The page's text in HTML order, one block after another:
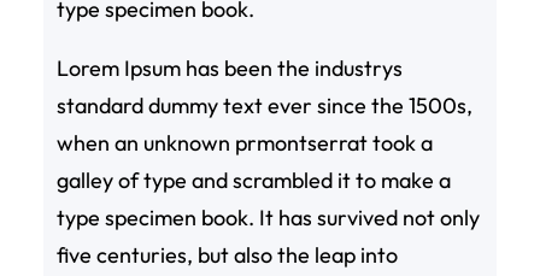
type specimen book.
Lorem Ipsum has been the industrys
standard dummy text ever since the 1500s,
when an unknown prmontserrat took a
galley of type and scrambled it to make a
type specimen book. It has survived not only
five centuries, but also the leap into